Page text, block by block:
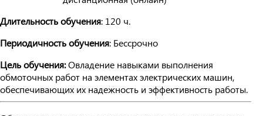
Длительность обучения: 120 ч.
Периодичность обучения: Бессрочно
Цель обучения:Овладение навыками выполнения
обмоточных работ на элементах электрических машин,
обеспечивающих их надежность и эффективность работы.